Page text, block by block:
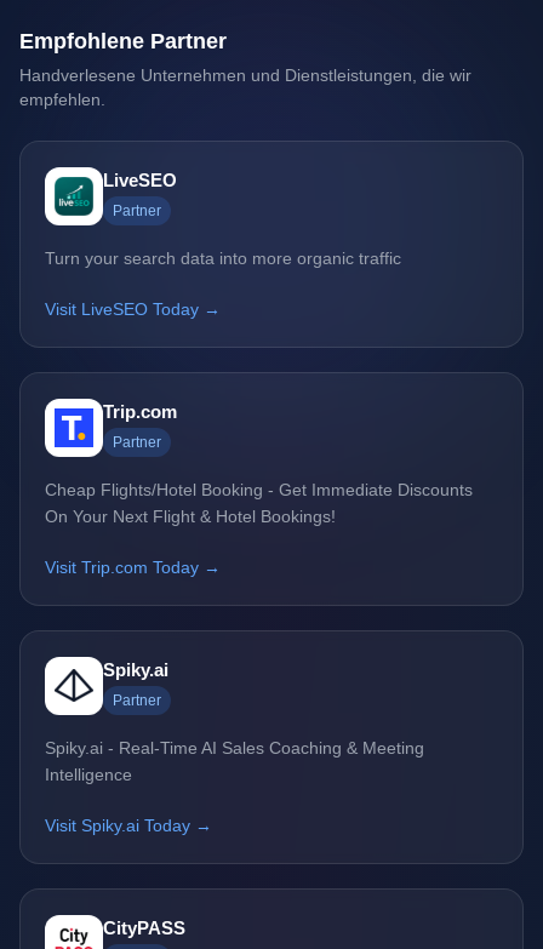
Empfohlene Partner
Handverlesene Unternehmen und Dienstleistungen, die wir
empfehlen.
LiveSEO
Partner
Turn your search data into more organic traffic
Visit LiveSEO Today →
Trip.com
Partner
Cheap Flights/Hotel Booking - Get Immediate Discounts
On Your Next Flight & Hotel Bookings!
Visit Trip.com Today →
Spiky.ai
Partner
Spiky.ai - Real-Time AI Sales Coaching & Meeting
Intelligence
Visit Spiky.ai Today →
CityPASS